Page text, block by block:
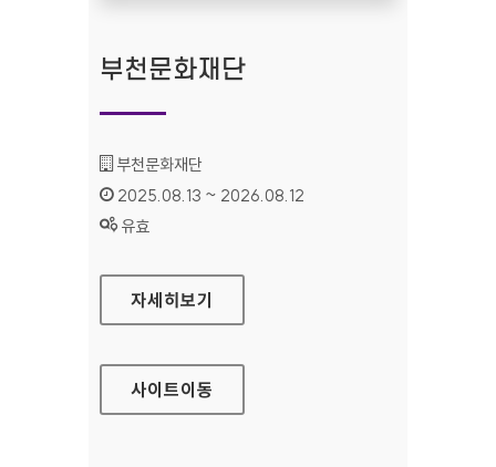
부천문화재단
기관명 :
부천문화재단
인증기간 :
2025.08.13 ~ 2026.08.12
상태 :
유효
부천문화재단
자세히보기
사이트이동